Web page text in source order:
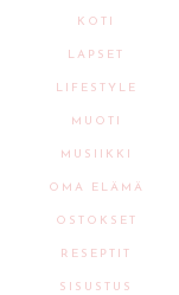
KOTI
LAPSET
LIFESTYLE
MUOTI
MUSIIKKI
OMA ELÄMÄ
OSTOKSET
RESEPTIT
SISUSTUS